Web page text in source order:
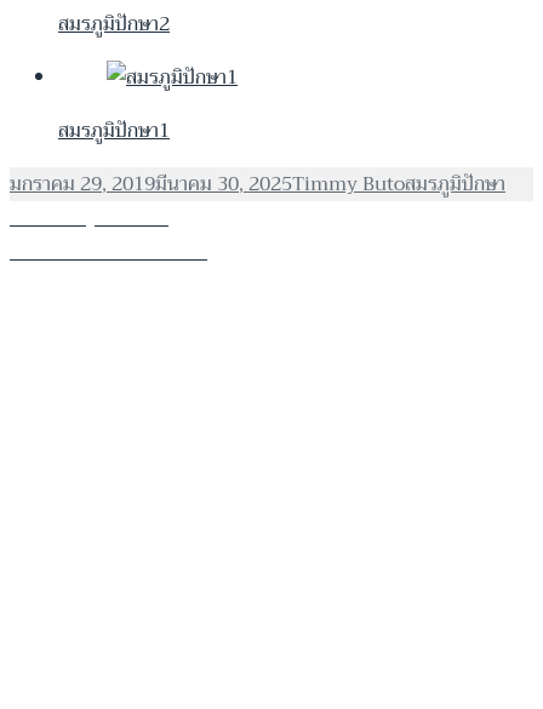
สมรภูมิปักษา2
สมรภูมิปักษา1
เขียน
เมื่อ
มกราคม 29, 2019มีนาคม 30, 2025ผู้
Timmy Butoหมวด
สมรภูมิปักษา
แนะแนว
เรื่อง
ก่อนหน้าเรื่อง
ก่อน
คุณป้าคาเฟ่
ต่อไปเรื่อง
หลอน ภวังค์ ภาพ ๑